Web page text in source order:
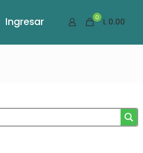
Ingresar 0 L 0.00